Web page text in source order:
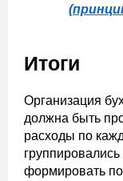
Итоги
Организация
должна быть
расходы по
формировать